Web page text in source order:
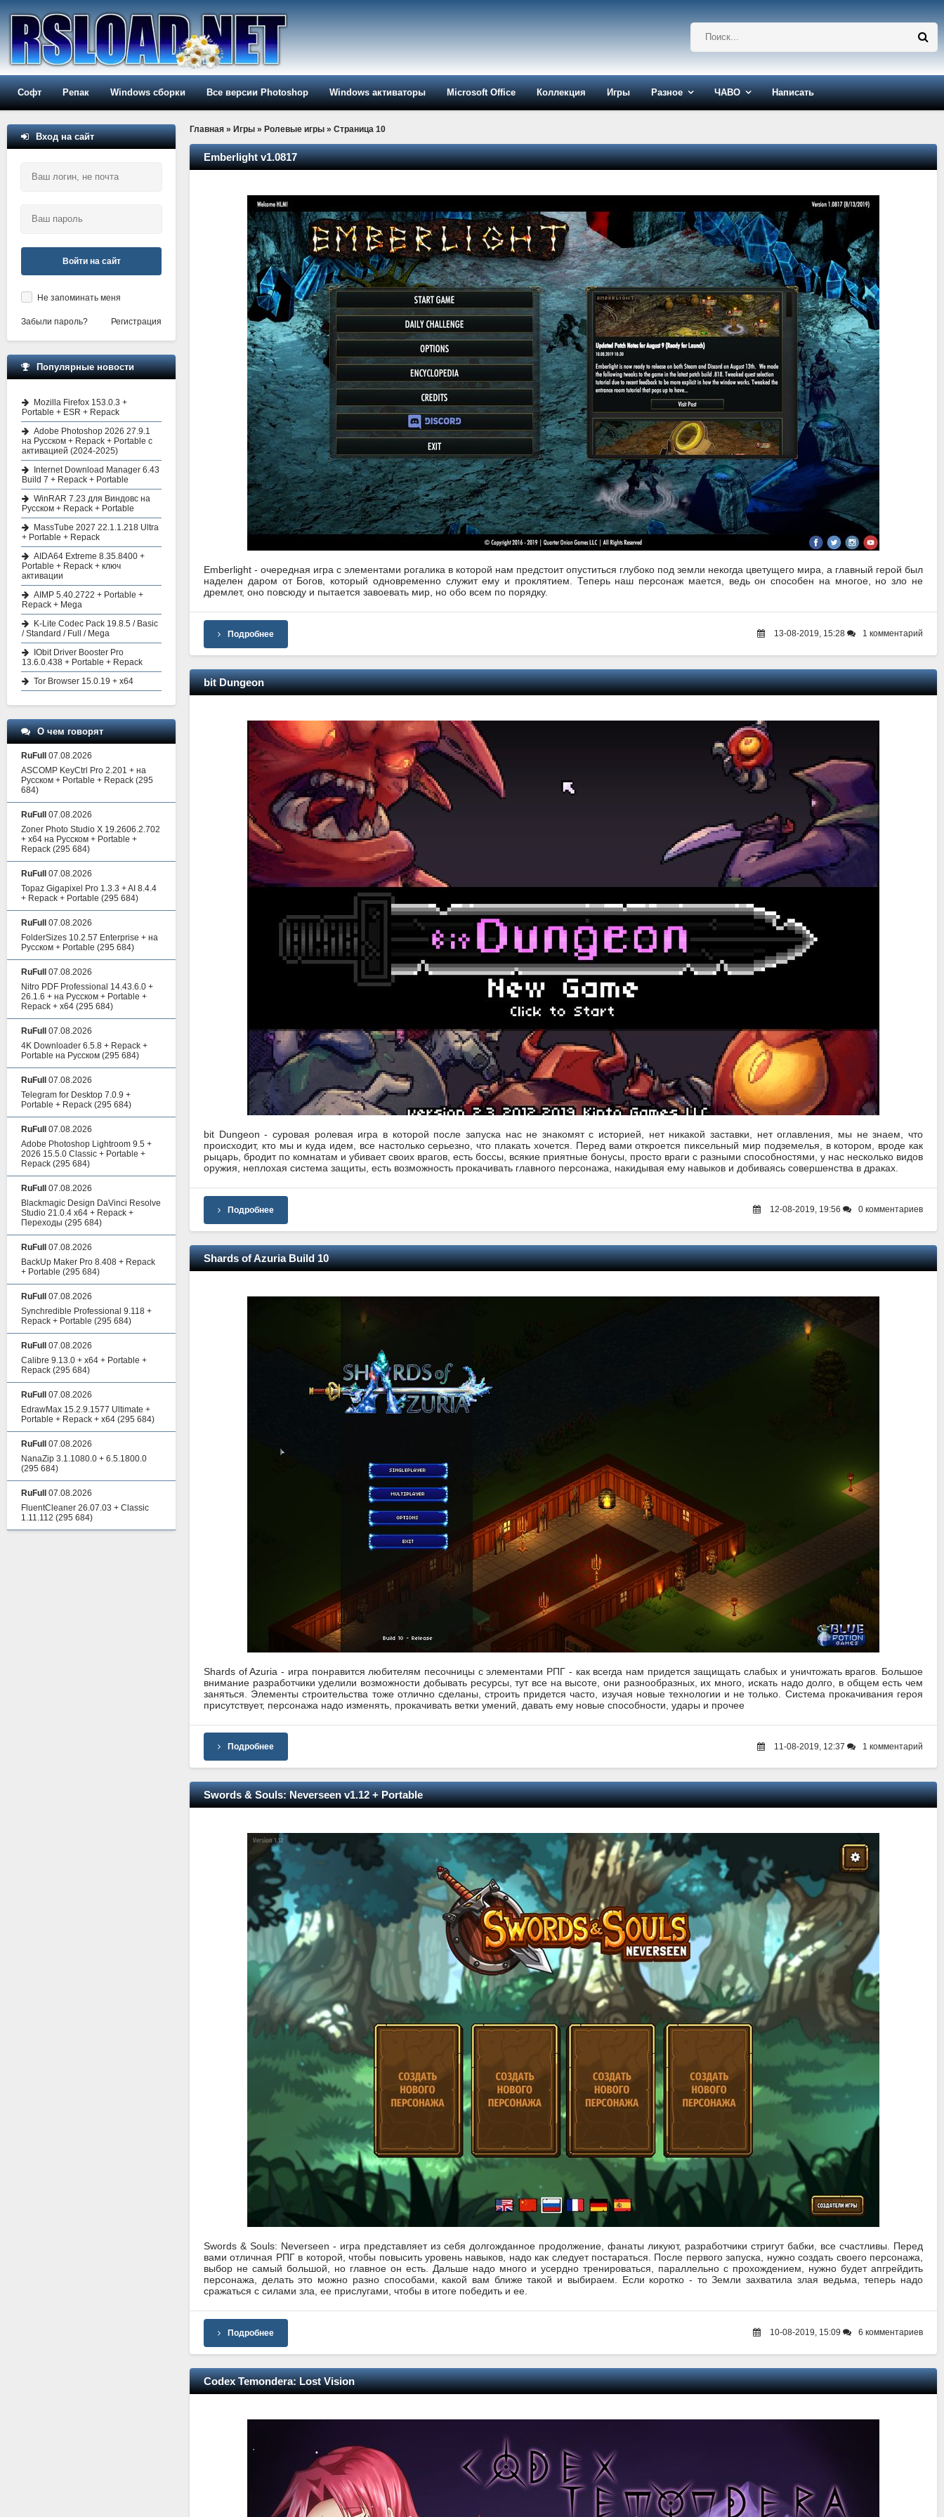
Софт Репак Windows сборки Все версии Photoshop Windows активаторы Microsoft Office Коллекция Игры Разное ЧАВО Написать
Главная » Игры » Ролевые игры » Страница 10
Emberlight v1.0817
Emberlight - очередная игра с элементами рогалика в которой нам предстоит опуститься глубоко под земли некогда цветущего мира, а главный герой был
наделен даром от Богов, который одновременно служит ему и проклятием. Теперь наш персонаж мается, ведь он способен на многое, но зло не
дремлет, оно повсюду и пытается завоевать мир, но обо всем по порядку.
Подробнее 13-08-2019, 15:28 1 комментарий
bit Dungeon
bit Dungeon - суровая ролевая игра в которой после запуска нас не знакомят с историей, нет никакой заставки, нет оглавления, мы не знаем, что
происходит, кто мы и куда идем, все настолько серьезно, что плакать хочется. Перед вами откроется пиксельный мир подземелья, в котором, вроде как
рыцарь, бродит по комнатам и убивает своих врагов, есть боссы, всякие приятные бонусы, просто враги с разными способностями, у нас несколько видов
оружия, неплохая система защиты, есть возможность прокачивать главного персонажа, накидывая ему навыков и добиваясь совершенства в драках.
Подробнее 12-08-2019, 19:56 0 комментариев
Shards of Azuria Build 10
Shards of Azuria - игра понравится любителям песочницы с элементами РПГ - как всегда нам придется защищать слабых и уничтожать врагов. Большое
внимание разработчики уделили возможности добывать ресурсы, тут все на высоте, они разнообразных, их много, искать надо долго, в общем есть чем
заняться. Элементы строительства тоже отлично сделаны, строить придется часто, изучая новые технологии и не только. Система прокачивания героя
присутствует, персонажа надо изменять, прокачивать ветки умений, давать ему новые способности, удары и прочее
Подробнее 11-08-2019, 12:37 1 комментарий
Swords & Souls: Neverseen v1.12 + Portable
Swords & Souls: Neverseen - игра представляет из себя долгожданное продолжение, фанаты ликуют, разработчики стригут бабки, все счастливы. Перед
вами отличная РПГ в которой, чтобы повысить уровень навыков, надо как следует постараться. После первого запуска, нужно создать своего персонажа,
выбор не самый большой, но главное он есть. Дальше надо много и усердно тренироваться, параллельно с прохождением, нужно будет апгрейдить
персонажа, делать это можно разно способами, какой вам ближе такой и выбираем. Если коротко - то Земли захватила злая ведьма, теперь надо
сражаться с силами зла, ее прислугами, чтобы в итоге победить и ее.
Подробнее 10-08-2019, 15:09 6 комментариев
Codex Temondera: Lost Vision
Вход на сайт
Войти на сайт
Не запоминать меня
Забыли пароль? Регистрация
Популярные новости
Mozilla Firefox 153.0.3 +
Portable + ESR + Repack
Adobe Photoshop 2026 27.9.1
на Русском + Repack + Portable с
активацией (2024-2025)
Internet Download Manager 6.43
Build 7 + Repack + Portable
WinRAR 7.23 для Виндовс на
Русском + Repack + Portable
MassTube 2027 22.1.1.218 Ultra
+ Portable + Repack
AIDA64 Extreme 8.35.8400 +
Portable + Repack + ключ
активации
AIMP 5.40.2722 + Portable +
Repack + Mega
K-Lite Codec Pack 19.8.5 / Basic
/ Standard / Full / Mega
IObit Driver Booster Pro
13.6.0.438 + Portable + Repack
Tor Browser 15.0.19 + x64
О чем говорят
RuFull
07.08.2026
ASCOMP KeyCtrl Pro 2.201 + на
Русском + Portable + Repack (295
684)
RuFull
07.08.2026
Zoner Photo Studio X 19.2606.2.702
+ x64 на Русском + Portable +
Repack (295 684)
RuFull
07.08.2026
Topaz Gigapixel Pro 1.3.3 + AI 8.4.4
+ Repack + Portable (295 684)
RuFull
07.08.2026
FolderSizes 10.2.57 Enterprise + на
Русском + Portable (295 684)
RuFull
07.08.2026
Nitro PDF Professional 14.43.6.0 +
26.1.6 + на Русском + Portable +
Repack + x64 (295 684)
RuFull
07.08.2026
4K Downloader 6.5.8 + Repack +
Portable на Русском (295 684)
RuFull
07.08.2026
Telegram for Desktop 7.0.9 +
Portable + Repack (295 684)
RuFull
07.08.2026
Adobe Photoshop Lightroom 9.5 +
2026 15.5.0 Classic + Portable +
Repack (295 684)
RuFull
07.08.2026
Blackmagic Design DaVinci Resolve
Studio 21.0.4 x64 + Repack +
Переходы (295 684)
RuFull
07.08.2026
BackUp Maker Pro 8.408 + Repack
+ Portable (295 684)
RuFull
07.08.2026
Synchredible Professional 9.118 +
Repack + Portable (295 684)
RuFull
07.08.2026
Calibre 9.13.0 + x64 + Portable +
Repack (295 684)
RuFull
07.08.2026
EdrawMax 15.2.9.1577 Ultimate +
Portable + Repack + x64 (295 684)
RuFull
07.08.2026
NanaZip 3.1.1080.0 + 6.5.1800.0
(295 684)
RuFull
07.08.2026
FluentCleaner 26.07.03 + Classic
1.11.112 (295 684)